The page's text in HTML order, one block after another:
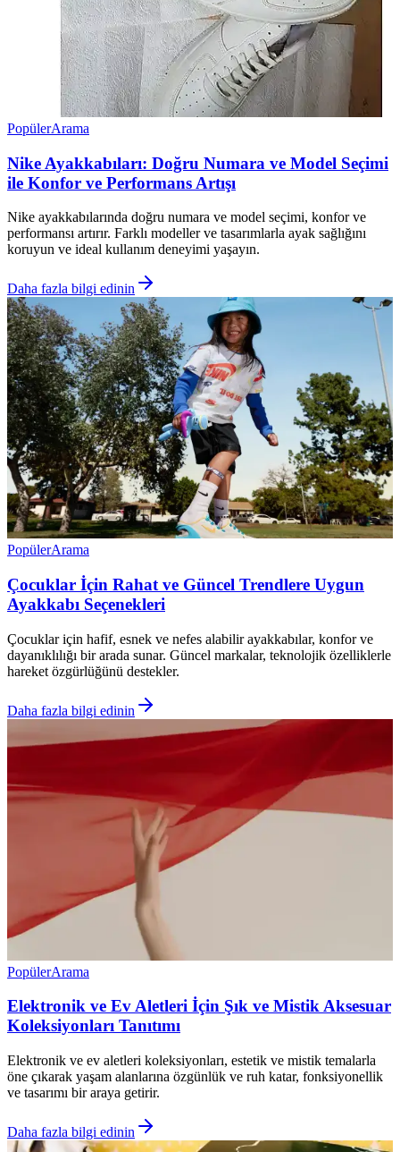
PopülerArama
Nike Ayakkabıları: Doğru Numara ve Model Seçimi
ile Konfor ve Performans Artışı
Nike ayakkabılarında doğru numara ve model seçimi, konfor ve
performansı artırır. Farklı modeller ve tasarımlarla ayak sağlığını
koruyun ve ideal kullanım deneyimi yaşayın.
Daha fazla bilgi edinin
PopülerArama
Çocuklar İçin Rahat ve Güncel Trendlere Uygun
Ayakkabı Seçenekleri
Çocuklar için hafif, esnek ve nefes alabilir ayakkabılar, konfor ve
dayanıklılığı bir arada sunar. Güncel markalar, teknolojik özelliklerle
hareket özgürlüğünü destekler.
Daha fazla bilgi edinin
PopülerArama
Elektronik ve Ev Aletleri İçin Şık ve Mistik Aksesuar
Koleksiyonları Tanıtımı
Elektronik ve ev aletleri koleksiyonları, estetik ve mistik temalarla
öne çıkarak yaşam alanlarına özgünlük ve ruh katar, fonksiyonellik
ve tasarımı bir araya getirir.
Daha fazla bilgi edinin